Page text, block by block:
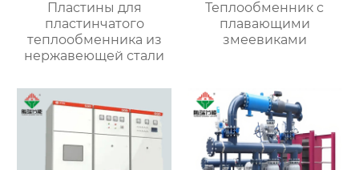
Пластины для
пластинчатого
теплообменника из
нержавеющей стали
Теплообменник с
плавающими
змеевиками